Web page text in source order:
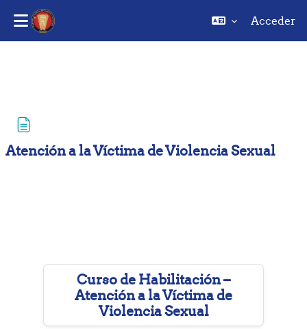
Acceder
Atención a la Víctima de Violencia Sexual
Curso de Habilitación –
Atención a la Víctima de
Violencia Sexual